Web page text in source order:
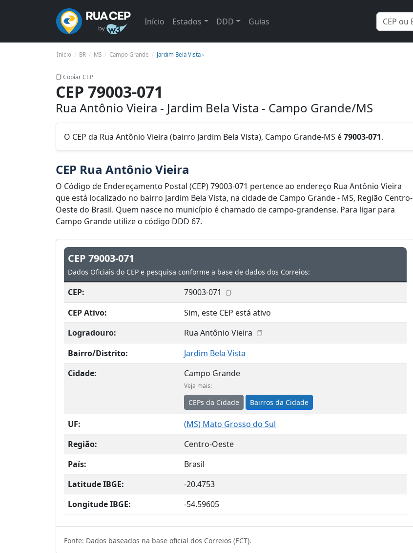
Início Estados DDD Guias
Início BR MS Campo Grande Jardim Bela Vista ›
Copiar CEP
CEP 79003-071
Rua Antônio Vieira - Jardim Bela Vista - Campo Grande/MS
O CEP da Rua Antônio Vieira (bairro Jardim Bela Vista), Campo Grande-MS é79003-071.
CEP Rua Antônio Vieira
O Código de Endereçamento Postal (CEP) 79003-071 pertence ao endereço Rua Antônio Vieira
que está localizado no bairro Jardim Bela Vista, na cidade de Campo Grande - MS, Região Centro-
Oeste do Brasil. Quem nasce no município é chamado de campo-grandense. Para ligar para
Campo Grande utilize o código DDD 67.
CEP 79003-071
Dados Oficiais do CEP e pesquisa conforme a base de dados dos Correios:
CEP:
79003-071
CEP Ativo:
Sim, este CEP está ativo
Logradouro:
Rua Antônio Vieira
Bairro/Distrito:
Jardim Bela Vista
Cidade:
Campo Grande
Veja mais:
CEPs da Cidade Bairros da Cidade
UF: (MS) Mato Grosso do Sul
Região:
Centro-Oeste
País:
Brasil
Latitude IBGE:
-20.4753
Longitude IBGE:
-54.59605
Fonte: Dados baseados na base oficial dos Correios (ECT).